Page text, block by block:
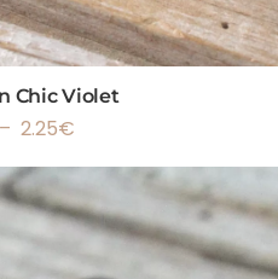
Chic Violet
– 2.25€